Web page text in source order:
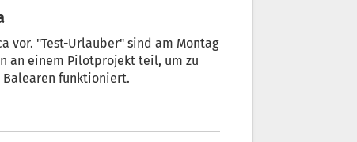
vor. "Test-Urlauber" sind am Montag
an einem Pilotprojekt teil, um zu
Balearen funktioniert.